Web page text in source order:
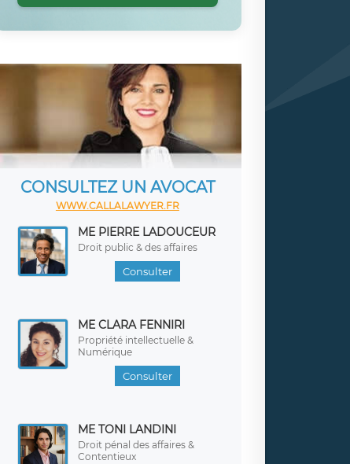
CONSULTEZ UN AVOCAT
WWW.CALLALAWYER.FR
ME PIERRE LADOUCEUR
Droit public & des affaires
Consulter
ME CLARA FENNIRI
Propriété intellectuelle &
Numérique
Consulter
ME TONI LANDINI
Droit pénal des affaires &
Contentieux